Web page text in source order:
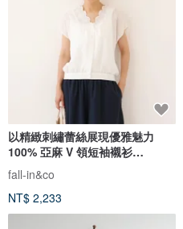
以精緻刺繡蕾絲展現優雅魅力
100% 亞麻 V 領短袖襯衫
250710-1
fall-in&co
NT$ 2,233